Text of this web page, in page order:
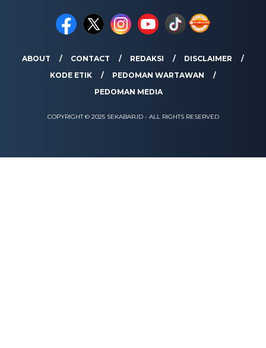
ABOUT CONTACT REDAKSI
DISCLAIMER
KODE ETIK
PEDOMAN WARTAWAN
PEDOMAN MEDIA
COPYRIGHT © 2025 SEKABAR.ID - ALL RIGHTS RESERVED